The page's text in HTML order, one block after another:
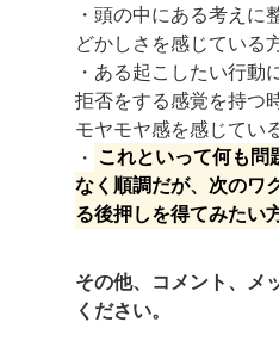
・頭の中にある考えに
どかしさを感じている
・ある起こしたい行動
拒否をする感覚を持つ
モヤモヤ感を感じてい
・ これといって何も問
なく順調だが、次のワ
る後押しを得てみたい
その他、コメント、メ
ください。